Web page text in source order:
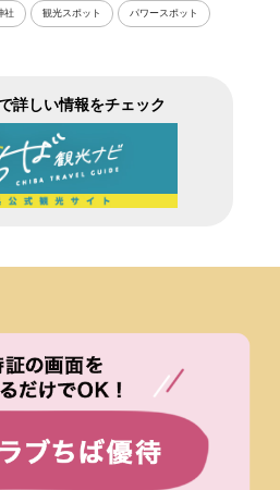
社 観光スポット パワースポット
詳しい情報をチェック